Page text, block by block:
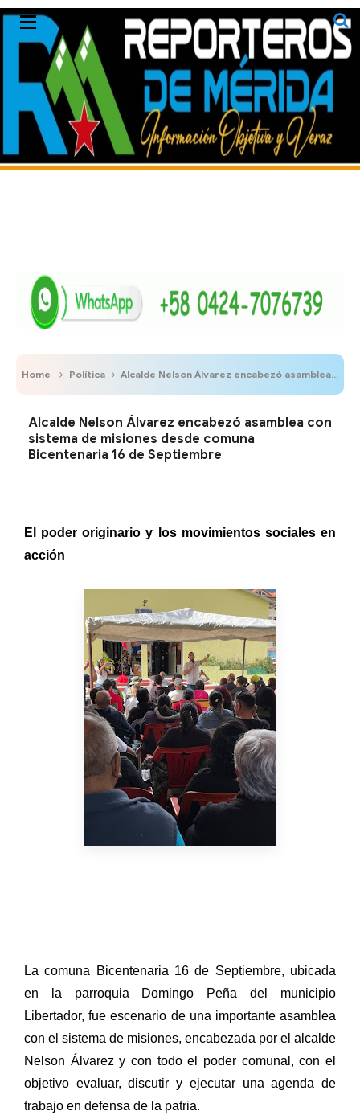
Home Política Alcalde Nelson Álvarez encabezó asamblea con sistema de misiones desde comuna Bicentenaria 16 de Septiembre
Alcalde Nelson Álvarez encabezó asamblea con
sistema de misiones desde comuna
Bicentenaria 16 de Septiembre
El poder originario y los movimientos sociales en
acción
La comuna Bicentenaria 16 de Septiembre, ubicada
en la parroquia Domingo Peña del municipio
Libertador, fue escenario de una importante asamblea
con el sistema de misiones, encabezada por el alcalde
Nelson Álvarez y con todo el poder comunal, con el
objetivo evaluar, discutir y ejecutar una agenda de
trabajo en defensa de la patria.